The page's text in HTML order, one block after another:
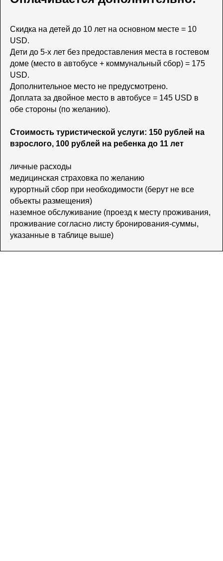
Скидка на детей до 10 лет на основном месте = 10
USD.
Дети до 5-х лет без предоставления места в гостевом
доме (место в автобусе + коммунальный сбор) = 175
USD.
Дополнительное место не предусмотрено.
Доплата за двойное место в автобусе = 145 USD в
обе стороны (по желанию).
Стоимость туристической услуги: 150 рублей на
взрослого, 100 рублей на ребенка до 11 лет
личные расходы
медицинская страховка по желанию
курортный сбор при необходимости (берут не все
объекты размещения)
наземное обслуживание (проезд к месту проживания,
проживание согласно листу бронирования-суммы,
указанные в таблице выше)